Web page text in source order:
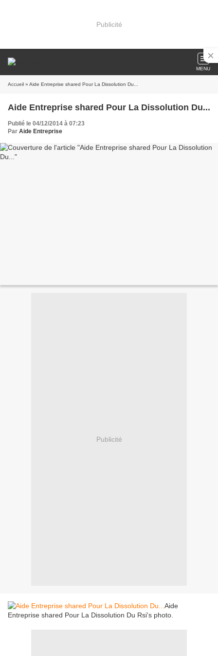
Publicité
MENU
Accueil » Aide Entreprise shared Pour La Dissolution Du...
Aide Entreprise shared Pour La Dissolution Du...
Publié le 04/12/2014 à 07:23
Par Aide Entreprise
Publicité
Aide
Entreprise shared Pour La Dissolution Du Rsi's photo.